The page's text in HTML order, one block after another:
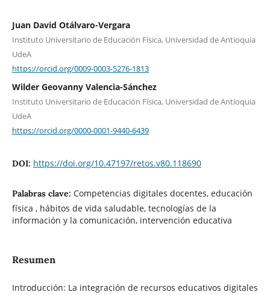
Juan David Otálvaro-Vergara
Instituto Universitario de Educación Física, Universidad de Antioquia
UdeA
https://orcid.org/0009-0003-5276-1813
Wilder Geovanny Valencia-Sánchez
Instituto Universitario de Educación Física, Universidad de Antioquia
UdeA
https://orcid.org/0000-0001-9440-6439
DOI: https://doi.org/10.47197/retos.v80.118690
Palabras clave: Competencias digitales docentes, educación
física , hábitos de vida saludable, tecnologías de la
información y la comunicación, intervención educativa
Resumen
Introducción: La integración de recursos educativos digitales